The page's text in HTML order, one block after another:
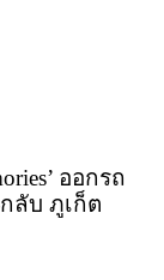
ออกรถ
ลับ ภูเก็ต